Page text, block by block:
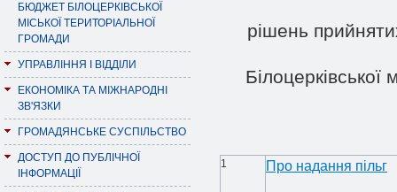
БЮДЖЕТ БІЛОЦЕРКІВСЬКОЇ
МІСЬКОЇ ТЕРИТОРІАЛЬНОЇ
ГРОМАДИ
УПРАВЛІННЯ І ВІДДІЛИ
ЕКОНОМІКА ТА МІЖНАРОДНІ
ЗВ'ЯЗКИ
ГРОМАДЯНСЬКЕ СУСПІЛЬСТВО
ДОСТУП ДО ПУБЛІЧНОЇ
ІНФОРМАЦІЇ
piшень
1 Про надання пільг